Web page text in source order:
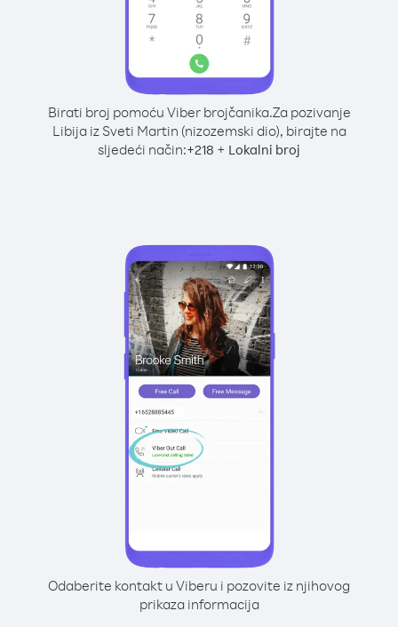
Birati broj pomoću Viber brojčanika.Za pozivanje
Libija iz Sveti Martin (nizozemski dio), birajte na
sljedeći način:+218 + Lokalni broj
Odaberite kontakt u Viberu i pozovite iz njihovog
prikaza informacija